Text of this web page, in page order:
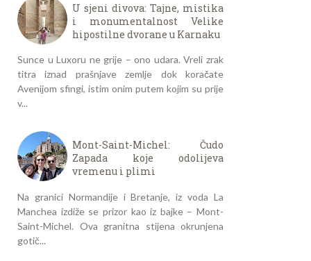
U sjeni divova: Tajne, mistika
i monumentalnost Velike
hipostilne dvorane u Karnaku
Sunce u Luxoru ne grije – ono udara. Vreli zrak
titra iznad prašnjave zemlje dok koračate
Avenijom sfingi, istim onim putem kojim su prije
v...
Mont-Saint-Michel: Čudo
Zapada koje odolijeva
vremenu i plimi
Na granici Normandije i Bretanje, iz voda La
Manchea izdiže se prizor kao iz bajke – Mont-
Saint-Michel. Ova granitna stijena okrunjena
gotič...